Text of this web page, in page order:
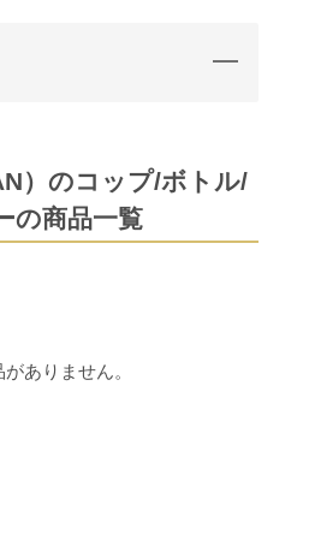
）のコップ/ボトル/
の商品一覧
ありません。